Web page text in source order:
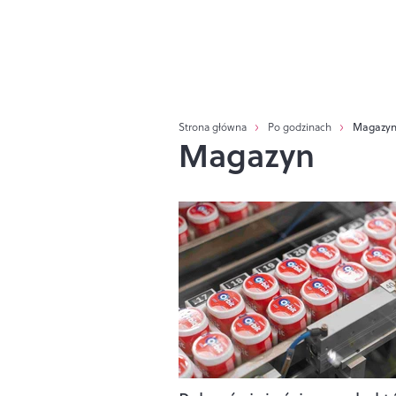
Strona główna Po godzinach Magazyn
Magazyn